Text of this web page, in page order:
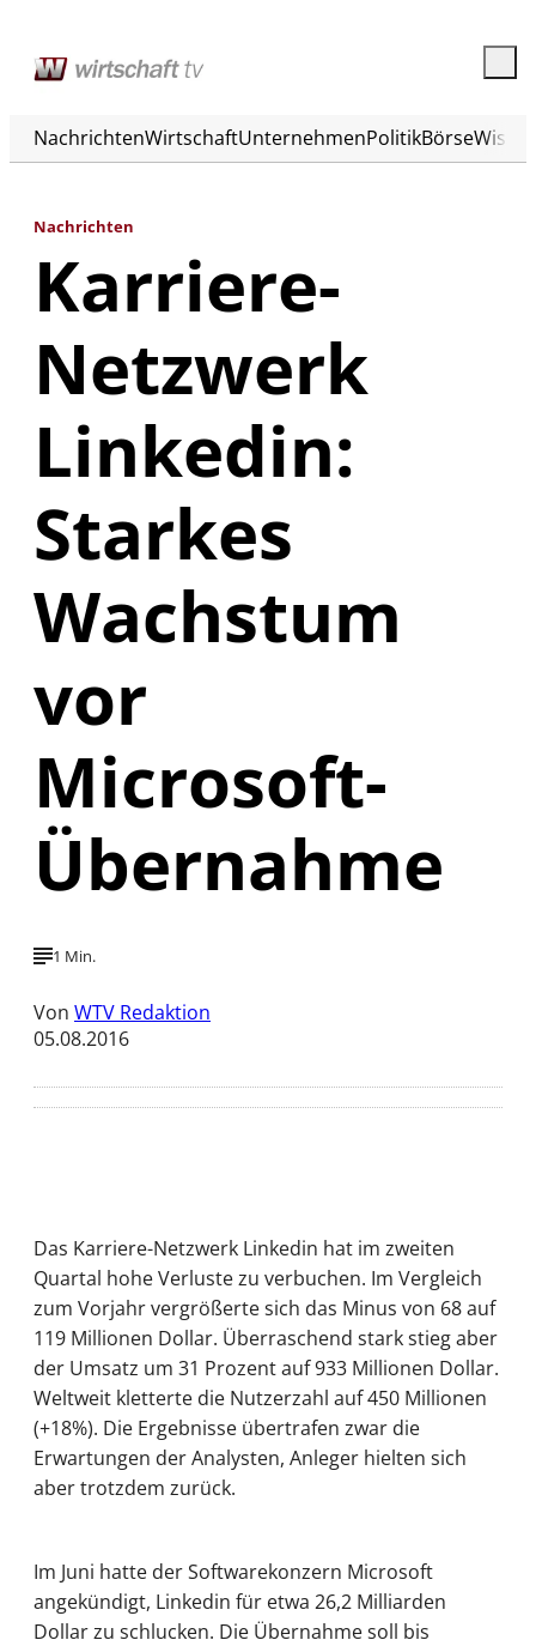
NachrichtenWirtschaftUnternehmenPolitikBörse
Nachrichten
Karriere-
Netzwerk
Linkedin:
Starkes
Wachstum
vor
Microsoft-
Übernahme
1 Min.
Von WTV Redaktion
05.08.2016
Das Karriere-Netzwerk Linkedin hat im zweiten
Quartal hohe Verluste zu verbuchen. Im Vergleich
zum Vorjahr vergrößerte sich das Minus von 68 auf
119 Millionen Dollar. Überraschend stark stieg aber
der Umsatz um 31 Prozent auf 933 Millionen Dollar.
Weltweit kletterte die Nutzerzahl auf 450 Millionen
(+18%). Die Ergebnisse übertrafen zwar die
Erwartungen der Analysten, Anleger hielten sich
aber trotzdem zurück.
Im Juni hatte der Softwarekonzern Microsoft
angekündigt, Linkedin für etwa 26,2 Milliarden
Dollar zu schlucken. Die Übernahme soll bis